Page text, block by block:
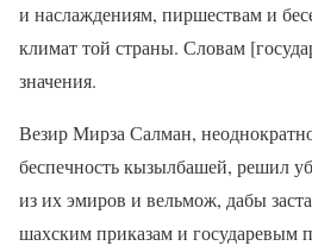
и наслаждениям, пиршествам и
климат той страны. Словам
значения.
Везир Мирза Салман,
беспечность кызылбашей, решил
из их эмиров и вельмож, дабы
шахским приказам и государевым